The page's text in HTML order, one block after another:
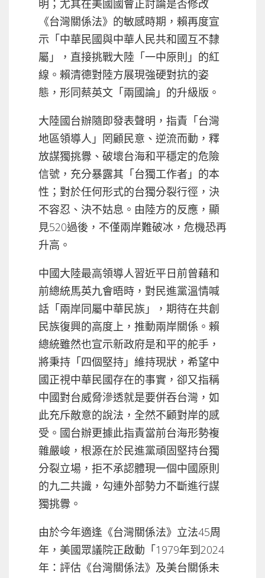
明；尤其在美國國會正討論是否修改
《台灣關係法》的敏感時期，賴再度宣
示「中華民國與中華人民共和國互不隸
屬」，直接挑戰大陸「一中原則」的紅
線。賴清德對陸方展現強硬對抗的姿
態，形同蔡英文「兩國論」的升級版。
大陸國台辦隨即發表聲明，指責「台灣
地區領導人」罔顧民意、逆流而動，釋
放謀獨挑釁、破壞台海和平穩定的危險
信號，充分暴露其「台獨工作者」的本
性；對於任何形式的台獨分裂行徑，決
不容忍、決不姑息。由陸方的反應，顯
見520過後，不僅兩岸難破冰，危機恐再
升高。
中國大陸最高領導人習近平日前曾藉和
前總統馬英九會晤時，對民進黨溫情喊
話「兩岸同屬中華民族」，期待在共創
民族復興的高度上，推動兩岸關係。賴
總統雖然也宣示新政府是和平的舵手，
將秉持「四個堅持」維持現狀，希望中
國正視中華民國存在的事實，卻又指稱
中國對台威脅滲透就是要併吞台灣，如
此充斥敵意的說法，全然不顧對岸的感
受。國台辦更據此指責當前台海形勢複
雜嚴峻，根源在於民進黨頑固堅持台獨
分裂立場，拒不承認體現一個中國原則
的九二共識，勾連外部勢力不斷進行謀
獨挑釁。
由於今年適逢《台灣關係法》立法45周
年，美國眾議院正啟動「1979年到2024
年：評估《台灣關係法》及美台關係未